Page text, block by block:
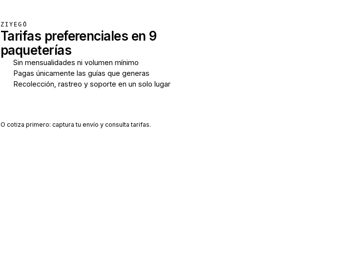
ZIYEGÓ
Tarifas preferenciales en 9
paqueterías
Sin mensualidades ni volumen mínimo
Pagas únicamente las guías que generas
Recolección, rastreo y soporte en un solo lugar
O cotiza primero: captura tu envío y consulta tarifas.